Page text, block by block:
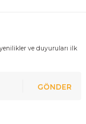
ve duyuruları ilk
GÖNDER